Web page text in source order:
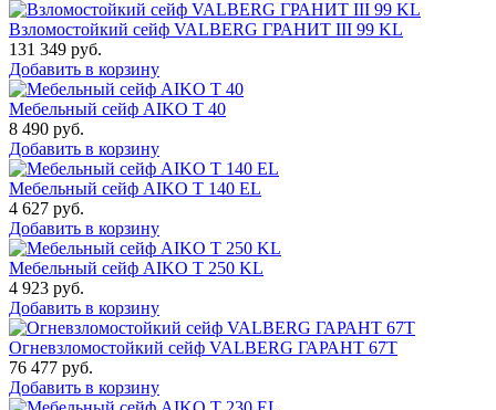
Взломостойкий сейф VALBERG ГРАНИТ III 99 KL
131 349 руб.
Добавить в корзину
Мебельный сейф AIKO Т 40
8 490 руб.
Добавить в корзину
Мебельный сейф AIKO T 140 EL
4 627 руб.
Добавить в корзину
Мебельный сейф AIKO T 250 KL
4 923 руб.
Добавить в корзину
Огневзломостойкий сейф VALBERG ГАРАНТ 67T
76 477 руб.
Добавить в корзину